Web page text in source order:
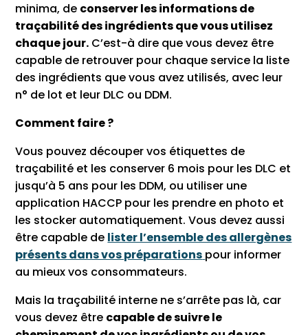
minima, de conserver les informations de
traçabilité des ingrédients que vous utilisez
chaque jour. C’est-à dire que vous devez être
capable de retrouver pour chaque service la liste
des ingrédients que vous avez utilisés, avec leur
n° de lot et leur DLC ou DDM.
Comment faire ?
Vous pouvez découper vos étiquettes de
traçabilité et les conserver 6 mois pour les DLC et
jusqu’à 5 ans pour les DDM, ou utiliser une
application HACCP pour les prendre en photo et
les stocker automatiquement. Vous devez aussi
être capable de lister l’ensemble des allergènes
présents dans vos préparations pour informer
au mieux vos consommateurs.
Mais la traçabilité interne ne s’arrête pas là, car
vous devez être capable de suivre le